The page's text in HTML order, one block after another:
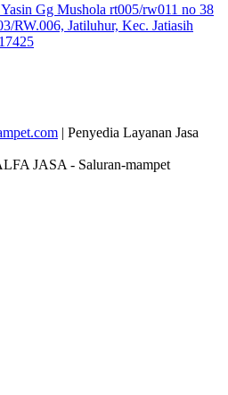
Gg Mushola rt005/rw011 no 38
RW.006, Jatiluhur, Kec. Jatiasih
| Penyedia Layanan Jasa
JASA - Saluran-mampet